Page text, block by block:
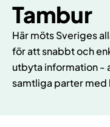
Utbildning
Tillträden
Flytt av bolån
Karriär
Om oss
Tambur
Här möts Sveriges
för att snabbt och
utbyta information -
samtliga parter med